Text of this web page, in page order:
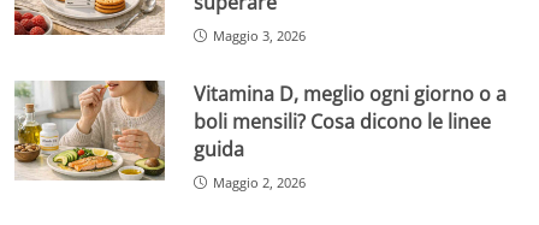
Maggio 3, 2026
Vitamina D, meglio ogni giorno o a
boli mensili? Cosa dicono le linee
guida
Maggio 2, 2026